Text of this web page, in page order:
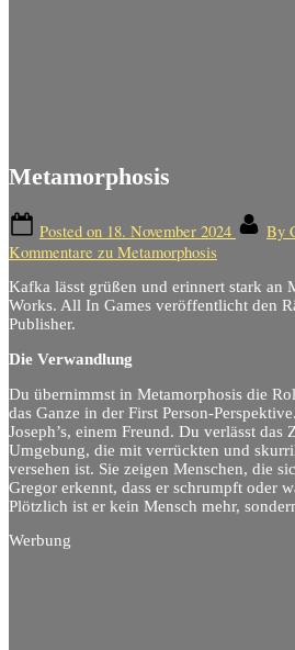
Metamorphosis
Posted on 18. November 2024 By
Kommentare zu Metamorphosis
Kafka lässt grüßen und erinnert stark an
Works. All In Games veröffentlicht den
Publisher.
Die Verwandlung
Du übernimmst in Metamorphosis die
das Ganze in der First Person-
Joseph’s, einem Freund. Du verlässt das
Umgebung, die mit verrückten und
versehen ist. Sie zeigen Menschen, die
Gregor erkennt, dass er schrumpft oder
Plötzlich ist er kein Mensch mehr,
Werbung